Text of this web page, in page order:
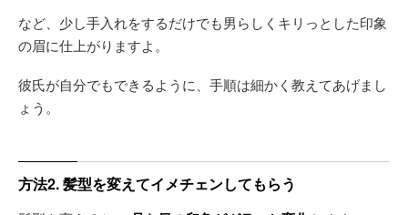
など、少し手入れをするだけでも男らしくキリっとした印象
の眉に仕上がりますよ。
彼氏が自分でもできるように、手順は細かく教えてあげまし
ょう。
方法2. 髪型を変えてイメチェンしてもらう